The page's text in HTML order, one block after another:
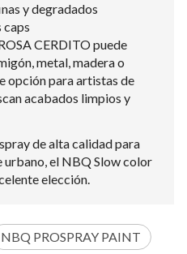
y degradados
CERDITO puede
metal, madera o
opción para artistas de
acabados limpios y
de alta calidad para
el NBQ Slow color
elección.
NBQ PROSPRAY PAINT